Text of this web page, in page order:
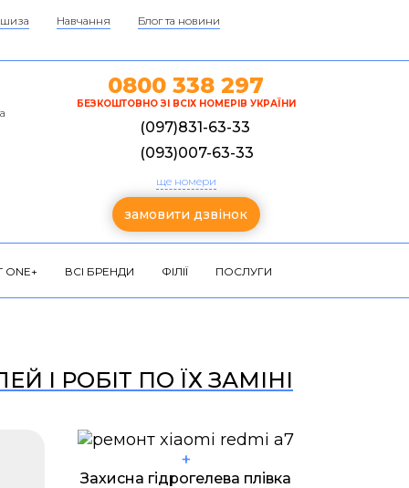
Навчання Блог та новини
0800 338 297
БЕЗКОШТОВНО ЗІ ВСІХ НОМЕРІВ УКРАЇНИ
(097)831-63-33
(093)007-63-33
ще номери
замовити дзвінок
ВСІ БРЕНДИ ФІЛІЇ ПОСЛУГИ
І РОБІТ ПО ЇХ ЗАМІНІ
+
Захисна гідрогелева плівка